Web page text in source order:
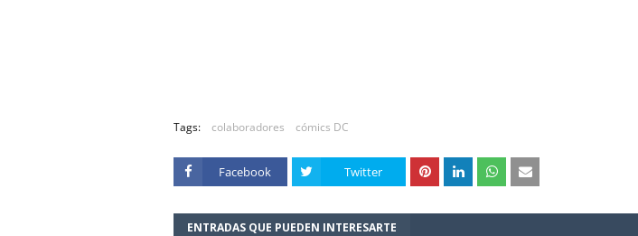
Tags: colaboradores cómics DC
Facebook Twitter
ENTRADAS QUE PUEDEN INTERESARTE